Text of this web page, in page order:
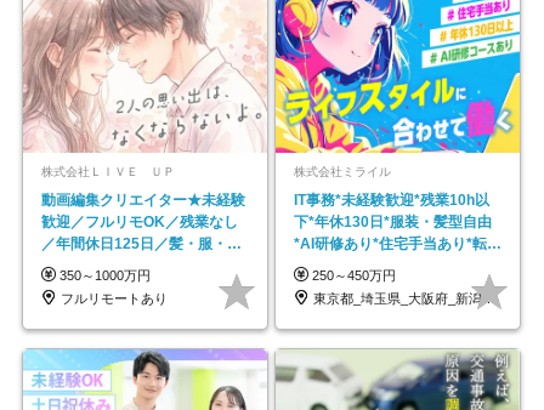
株式会社ＬＩＶＥ ＵＰ
動画編集クリエイター★未経験
歓迎／フルリモOK／残業なし
／年間休日125日／髪・服・ネ
イル自由／研修充実で安心
350～1000万円
フルリモートあり
株式会社ミライル
IT事務*未経験歓迎*残業10h以
下*年休130日*服装・髪型自由
*AI研修あり*住宅手当あり*転勤
なし
250～450万円
東京都_埼玉県_大阪府_新潟県_福岡県